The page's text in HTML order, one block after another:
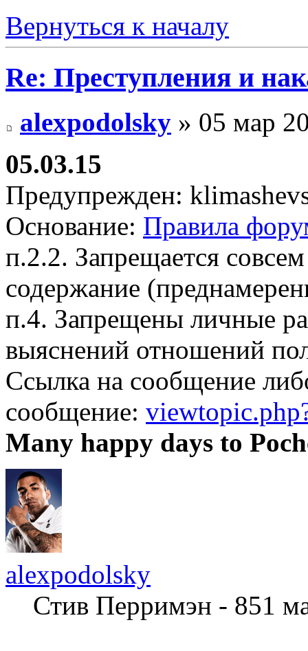
Вернуться к началу
Re: Преступления и
alexpodolsky » 05 мар
05.03.15
Предупрежден:
Основание: Правила
п.2.2. Запрещается
содержание
п.4. Запрещены личные
выяснений отношений
Ссылка на сообщение
сообщение:
Many happy days to
alexpodolsky
Стив Перримэн - 851